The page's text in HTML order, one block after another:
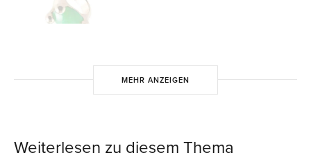
MEHR ANZEIGEN
Weiterlesen zu diesem Thema